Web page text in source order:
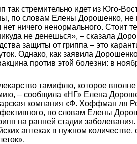
так стремительно идет из Юго-
по словам Елены Дорошенко, не
ничего ненормального. Стоит
не денешься», – сказала
защиты от гриппа – это
Однако, как заявила
против этой болезни: в
тамифлю, которое вполне
– сообщила «НГ» Елена
компания «Ф. Хоффман ля
по словам Елены
на ранней стадии
аптеках в нужном количестве,